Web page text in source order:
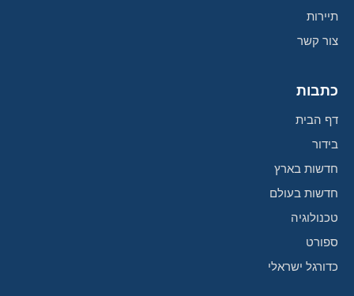
תיירות
צור קשר
כתבות
דף הבית
בידור
חדשות בארץ
חדשות בעולם
טכנולוגיה
ספורט
כדורגל ישראלי